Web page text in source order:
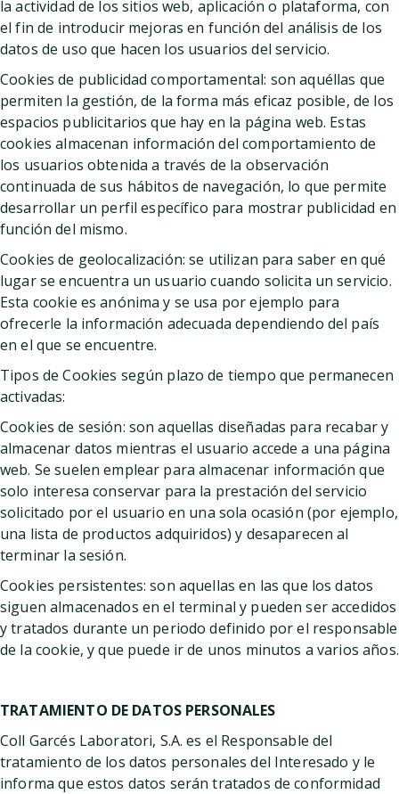
la actividad de los sitios web, aplicación o plataforma, con
el fin de introducir mejoras en función del análisis de los
datos de uso que hacen los usuarios del servicio.
Cookies de publicidad comportamental: son aquéllas que
permiten la gestión, de la forma más eficaz posible, de los
espacios publicitarios que hay en la página web. Estas
cookies almacenan información del comportamiento de
los usuarios obtenida a través de la observación
continuada de sus hábitos de navegación, lo que permite
desarrollar un perfil específico para mostrar publicidad en
función del mismo.
Cookies de geolocalización: se utilizan para saber en qué
lugar se encuentra un usuario cuando solicita un servicio.
Esta cookie es anónima y se usa por ejemplo para
ofrecerle la información adecuada dependiendo del país
en el que se encuentre.
Tipos de Cookies según plazo de tiempo que permanecen
activadas:
Cookies de sesión: son aquellas diseñadas para recabar y
almacenar datos mientras el usuario accede a una página
web. Se suelen emplear para almacenar información que
solo interesa conservar para la prestación del servicio
solicitado por el usuario en una sola ocasión (por ejemplo,
una lista de productos adquiridos) y desaparecen al
terminar la sesión.
Cookies persistentes: son aquellas en las que los datos
siguen almacenados en el terminal y pueden ser accedidos
y tratados durante un periodo definido por el responsable
de la cookie, y que puede ir de unos minutos a varios años.
TRATAMIENTO DE DATOS PERSONALES
Coll Garcés Laboratori, S.A. es el Responsable del
tratamiento de los datos personales del Interesado y le
informa que estos datos serán tratados de conformidad